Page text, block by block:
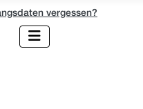
vergessen?